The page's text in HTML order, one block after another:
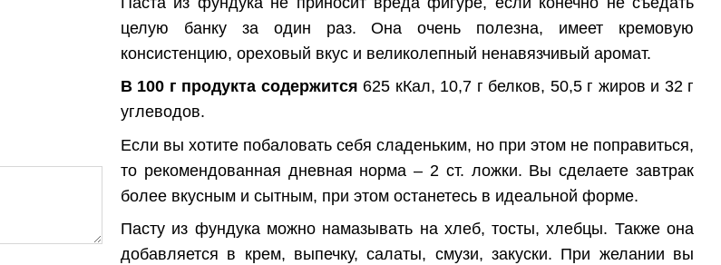
целую банку за один раз. Она очень полезна, имеет кремовую
консистенцию, ореховый вкус и великолепный ненавязчивый аромат.
В 100 г продукта содержится 625 кКал, 10,7 г белков, 50,5 г жиров и 32 г
углеводов.
Если вы хотите побаловать себя сладеньким, но при этом не поправиться,
то рекомендованная дневная норма – 2 ст. ложки. Вы сделаете завтрак
более вкусным и сытным, при этом останетесь в идеальной форме.
Пасту из фундука можно намазывать на хлеб, тосты, хлебцы. Также она
добавляется в крем, выпечку, салаты, смузи, закуски. При желании вы